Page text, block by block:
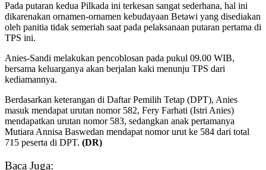
Pada putaran kedua Pilkada ini terkesan sangat sederhana, hal ini
dikarenakan ornamen-ornamen kebudayaan Betawi yang disediakan
oleh panitia tidak semeriah saat pada pelaksanaan putaran pertama di
TPS ini.
Anies-Sandi melakukan pencoblosan pada pukul 09.00 WIB,
bersama keluarganya akan berjalan kaki menunju TPS dari
kediamannya.
Berdasarkan keterangan di Daftar Pemilih Tetap (DPT), Anies
masuk mendapat urutan nomor 582, Fery Farhati (Istri Anies)
mendapatkan urutan nomor 583, sedangkan anak pertamanya
Mutiara Annisa Baswedan mendapat nomor urut ke 584 dari total
715 peserta di DPT. (DR)
Baca Juga: